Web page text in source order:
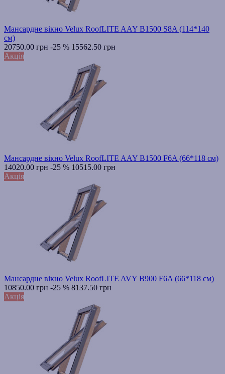
Мансардне вікно Velux RoofLITE AAY B1500 S8A (114*140
см)
20750.00 грн -25 % 15562.50 грн
Акція
Мансардне вікно Velux RoofLITE AAY B1500 F6A (66*118 см)
14020.00 грн -25 % 10515.00 грн
Акція
Мансардне вікно Velux RoofLITE AVY B900 F6A (66*118 см)
10850.00 грн -25 % 8137.50 грн
Акція